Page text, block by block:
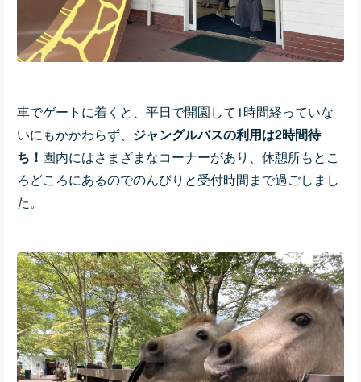
車でゲートに着くと、平日で開園して1時間経っていな
いにもかかわらず、 ジャングルバスの利用は2時間待
ち！ 園内にはさまざまなコーナーがあり、休憩所もとこ
ろどころにあるのでのんびりと受付時間まで過ごしまし
た。